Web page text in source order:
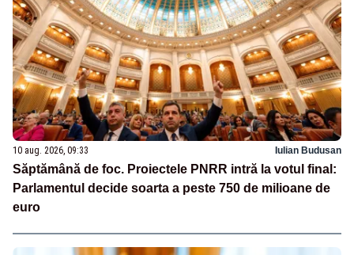
10 aug. 2026, 09:33 Iulian Budusan
Săptămână de foc. Proiectele PNRR intră la votul final:
Parlamentul decide soarta a peste 750 de milioane de
euro